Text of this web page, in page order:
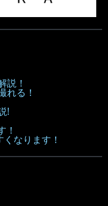
説！
れる！
!
！
なります！